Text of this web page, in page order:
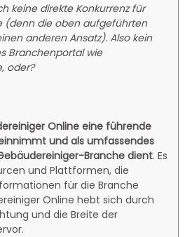
keine direkte Konkurrenz für
(denn die oben aufgeführten
anderen Ansatz). Also kein
Branchenportal wie
oder?
Online eine führende
und als umfassendes
Branche dient. Es
und Plattformen, die
für die Branche
Online hebt sich durch
und die Breite der